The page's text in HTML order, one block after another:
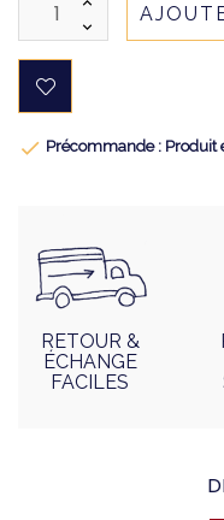
 Précommande : Produit
RETOUR &
ÉCHANGE
FACILES